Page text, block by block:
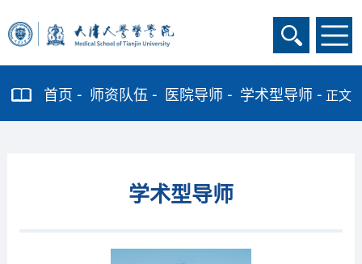
首页 师资队伍 医院导师 学术型导师 正文
学术型导师